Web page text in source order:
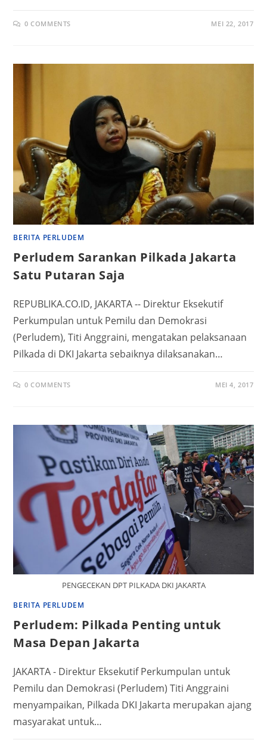
0 COMMENTS MEI 22, 2017
BERITA PERLUDEM
Perludem Sarankan Pilkada Jakarta
Satu Putaran Saja
REPUBLIKA.CO.ID, JAKARTA -- Direktur Eksekutif
Perkumpulan untuk Pemilu dan Demokrasi
(Perludem), Titi Anggraini, mengatakan pelaksanaan
Pilkada di DKI Jakarta sebaiknya dilaksanakan…
0 COMMENTS MEI 4, 2017
PENGECEKAN DPT PILKADA DKI JAKARTA
BERITA PERLUDEM
Perludem: Pilkada Penting untuk
Masa Depan Jakarta
JAKARTA - Direktur Eksekutif Perkumpulan untuk
Pemilu dan Demokrasi (Perludem) Titi Anggraini
menyampaikan, Pilkada DKI Jakarta merupakan ajang
masyarakat untuk…